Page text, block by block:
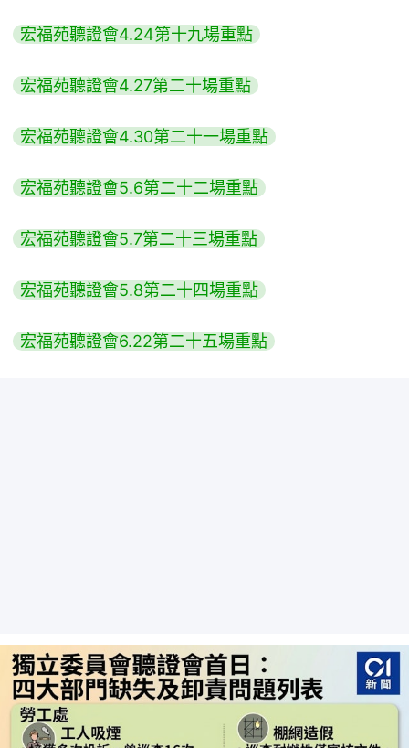
宏福苑聽證會4.24第十九場重點
宏福苑聽證會4.27第二十場重點
宏福苑聽證會4.30第二十一場重點
宏福苑聽證會5.6第二十二場重點
宏福苑聽證會5.7第二十三場重點
宏福苑聽證會5.8第二十四場重點
宏福苑聽證會6.22第二十五場重點